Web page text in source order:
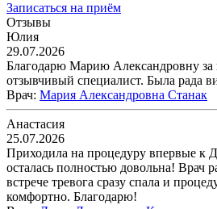
Записаться на приём
Отзывы
Юлия
29.07.2026
Благодарю Марию Александровну за
отзывчивый специалист. Была рада
Врач: Мария Александровна Станак
Анастасия
25.07.2026
Приходила на процедуру впервые к
осталась полностью довольна! Врач
встрече тревога сразу спала и
комфортно. Благодарю!